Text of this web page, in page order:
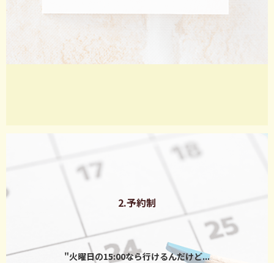
2.予約制
"火曜日の15:00なら行けるんだけど...